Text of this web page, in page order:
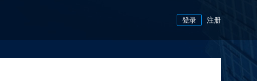
登录 注册